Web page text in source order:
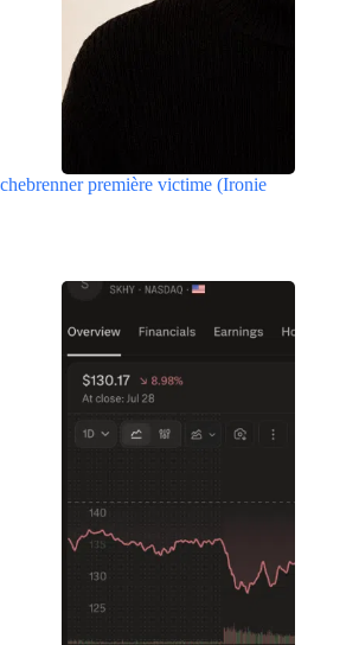
première victime (Ironie